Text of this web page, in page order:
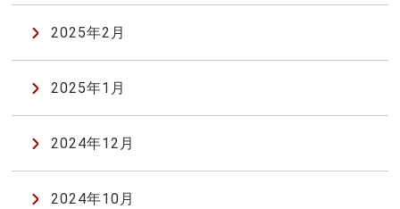
2025年2月
2025年1月
2024年12月
2024年10月